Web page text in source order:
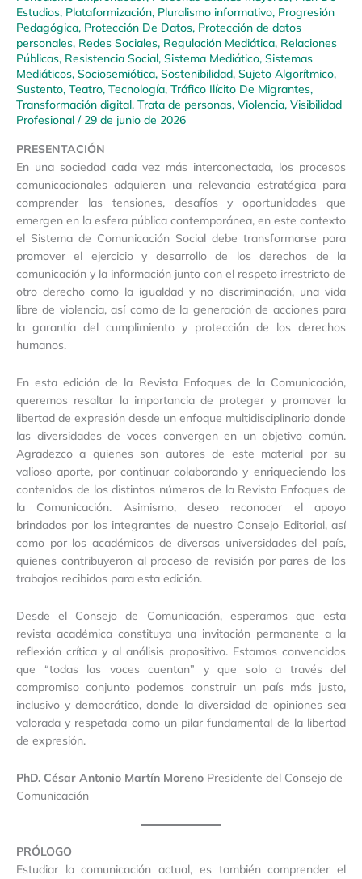
Estudios, Plataformización, Pluralismo informativo, Progresión
Pedagógica, Protección De Datos, Protección de datos
personales, Redes Sociales, Regulación Mediática, Relaciones
Públicas, Resistencia Social, Sistema Mediático, Sistemas
Mediáticos, Sociosemiótica, Sostenibilidad, Sujeto Algorítmico,
Sustento, Teatro, Tecnología, Tráfico Ilícito De Migrantes,
Transformación digital, Trata de personas, Violencia, Visibilidad
Profesional / 29 de junio de 2026
PRESENTACIÓN
En una sociedad cada vez más interconectada, los procesos
comunicacionales adquieren una relevancia estratégica para
comprender las tensiones, desafíos y oportunidades que
emergen en la esfera pública contemporánea, en este contexto
el Sistema de Comunicación Social debe transformarse para
promover el ejercicio y desarrollo de los derechos de la
comunicación y la información junto con el respeto irrestricto de
otro derecho como la igualdad y no discriminación, una vida
libre de violencia, así como de la generación de acciones para
la garantía del cumplimiento y protección de los derechos
humanos.
En esta edición de la Revista Enfoques de la Comunicación,
queremos resaltar la importancia de proteger y promover la
libertad de expresión desde un enfoque multidisciplinario donde
las diversidades de voces convergen en un objetivo común.
Agradezco a quienes son autores de este material por su
valioso aporte, por continuar colaborando y enriqueciendo los
contenidos de los distintos números de la Revista Enfoques de
la Comunicación. Asimismo, deseo reconocer el apoyo
brindados por los integrantes de nuestro Consejo Editorial, así
como por los académicos de diversas universidades del país,
quienes contribuyeron al proceso de revisión por pares de los
trabajos recibidos para esta edición.
Desde el Consejo de Comunicación, esperamos que esta
revista académica constituya una invitación permanente a la
reflexión crítica y al análisis propositivo. Estamos convencidos
que “todas las voces cuentan” y que solo a través del
compromiso conjunto podemos construir un país más justo,
inclusivo y democrático, donde la diversidad de opiniones sea
valorada y respetada como un pilar fundamental de la libertad
de expresión.
PhD. César Antonio Martín Moreno Presidente del Consejo de
Comunicación
PRÓLOGO
Estudiar la comunicación actual, es también comprender el